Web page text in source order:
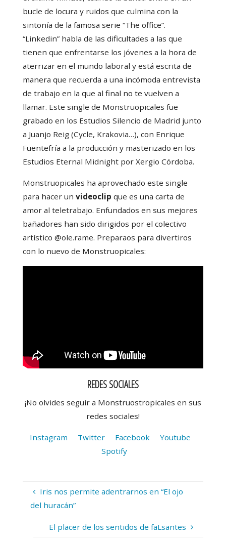
bucle de locura y ruidos que culmina con la
sintonía de la famosa serie “The office”.
“Linkedin” habla de las dificultades a las que
tienen que enfrentarse los jóvenes a la hora de
aterrizar en el mundo laboral y está escrita de
manera que recuerda a una incómoda entrevista
de trabajo en la que al final no te vuelven a
llamar. Este single de Monstruopicales fue
grabado en los Estudios Silencio de Madrid junto
a Juanjo Reig (Cycle, Krakovia…), con Enrique
Fuentefría a la producción y masterizado en los
Estudios Eternal Midnight por Xergio Córdoba.
Monstruopicales ha aprovechado este single
para hacer un videoclip que es una carta de
amor al teletrabajo. Enfundados en sus mejores
bañadores han sido dirigidos por el colectivo
artístico @ole.rame. Preparaos para divertiros
con lo nuevo de Monstruopicales:
REDES SOCIALES
¡No olvides seguir a Monstruostropicales en sus
redes sociales!
Instagram Twitter Facebook
Youtube
Spotify
Iris nos permite adentrarnos en “El ojo
del huracán”
El placer de los sentidos de faLsantes